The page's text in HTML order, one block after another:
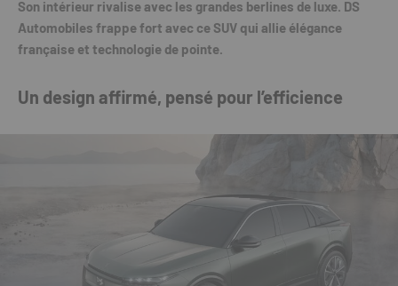
Son intérieur rivalise avec les grandes berlines de luxe. DS
Automobiles frappe fort avec ce SUV qui allie élégance
française et technologie de pointe.
Un design affirmé, pensé pour l’efficience